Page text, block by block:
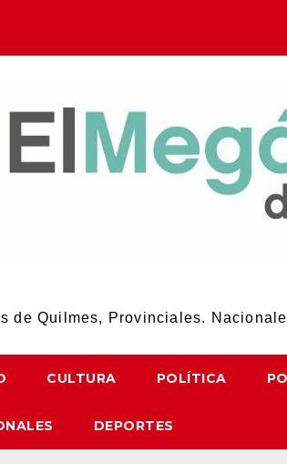
de Quilmes, Provinciales.
CULTURA POLÍTICA
DEPORTES